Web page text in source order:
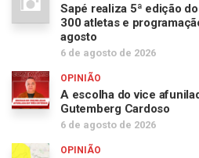
Sapé realiza 5ª edição
300 atletas e
agosto
6 de agosto de 2026
OPINIÃO
A escolha do vice
Gutemberg Cardoso
6 de agosto de 2026
OPINIÃO